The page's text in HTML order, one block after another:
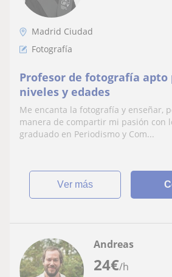
Madrid Ciudad
Fotografía
Profesor de fotografía apto
niveles y edades
Me encanta la fotografía y enseñar,
manera de compartir mi pasión con
graduado en Periodismo y Com...
ver más
24€/h
Andreas